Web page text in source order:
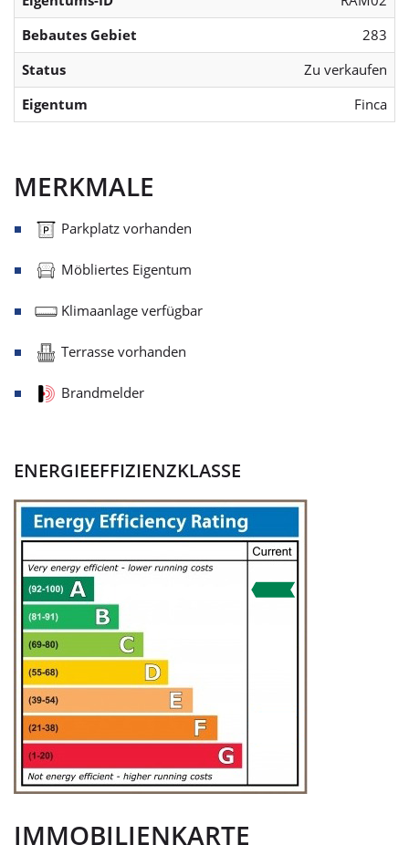
Bebautes Gebiet
283
Status
Zu verkaufen
Eigentum
Finca
MERKMALE
Parkplatz vorhanden
Möbliertes Eigentum
Klimaanlage verfügbar
Terrasse vorhanden
Brandmelder
ENERGIEEFFIZIENZKLASSE
IMMOBILIENKARTE